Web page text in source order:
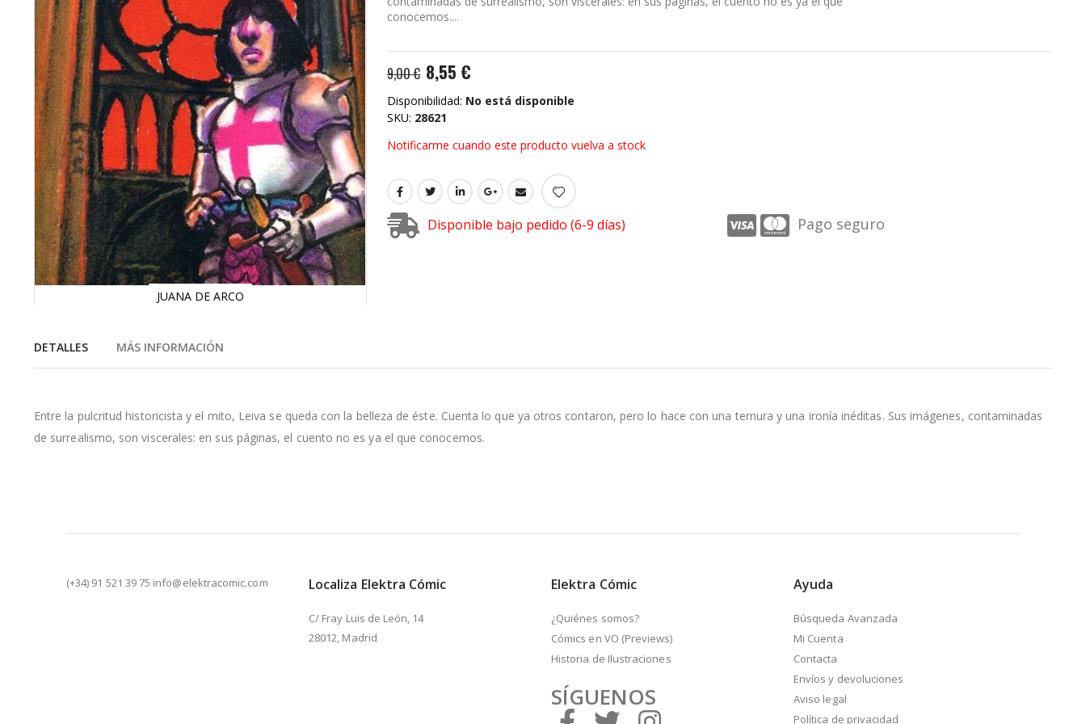
JUANA DE ARCO
comienzo
la
imágenes
conocemos....
9,00 € 8,55 €
Disponibilidad: No está disponible
SKU 28621
Notificarme cuando este producto vuelva a stock
Disponible bajo pedido (6-9 días) Pago seguro
DETALLES
Entre la pulcritud historicista y el mito, Leiva se queda con la belleza de éste. Cuenta lo que ya otros contaron, pero lo hace con una ternura y una ironía inéditas. Sus imágenes, contaminadas
de surrealismo, son viscerales: en sus páginas, el cuento no es ya el que conocemos.
MÁS INFORMACIÓN
(+34) 91 521 39 75 info@elektracomic.com Localiza Elektra Cómic
C/ Fray Luis de León, 14
28012, Madrid
Elektra Cómic
¿Quiénes somos?
Cómics en VO (Previews)
Historia de Ilustraciones
SÍGUENOS
Ayuda
Búsqueda Avanzada
Mi Cuenta
Contacta
Envíos y devoluciones
Aviso legal
Política de privacidad